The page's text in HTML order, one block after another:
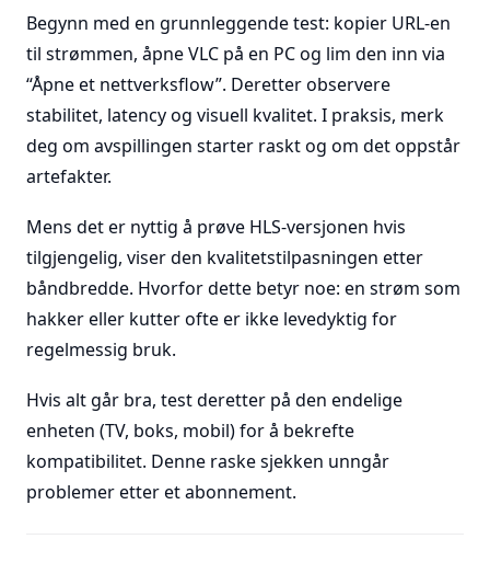
Begynn med en grunnleggende test: kopier URL-en
til strømmen, åpne VLC på en PC og lim den inn via
“Åpne et nettverksflow”. Deretter observere
stabilitet, latency og visuell kvalitet. I praksis, merk
deg om avspillingen starter raskt og om det oppstår
artefakter.
Mens det er nyttig å prøve HLS-versjonen hvis
tilgjengelig, viser den kvalitetstilpasningen etter
båndbredde. Hvorfor dette betyr noe: en strøm som
hakker eller kutter ofte er ikke levedyktig for
regelmessig bruk.
Hvis alt går bra, test deretter på den endelige
enheten (TV, boks, mobil) for å bekrefte
kompatibilitet. Denne raske sjekken unngår
problemer etter et abonnement.